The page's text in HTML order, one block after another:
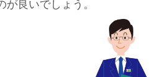
が良いでしょう。